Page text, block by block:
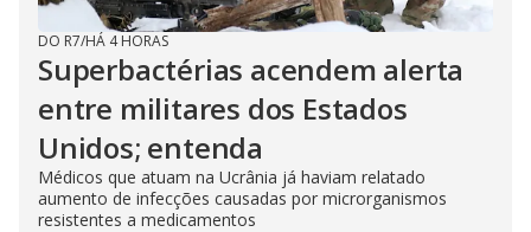
DO R7/HÁ 4 HORAS
Superbactérias acendem alerta
entre militares dos Estados
Unidos; entenda
Médicos que atuam na Ucrânia já haviam relatado
aumento de infecções causadas por microrganismos
resistentes a medicamentos